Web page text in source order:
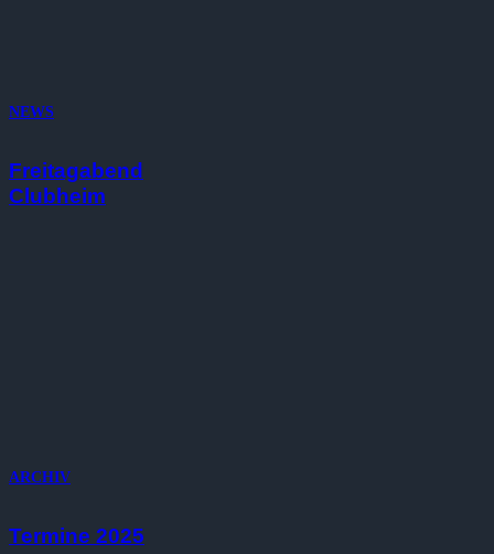
NEWS
Freitagabend
Clubheim
ARCHIV
Termine 2025